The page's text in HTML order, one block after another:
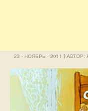
23 - НОЯБРЬ - 2011 | АВТОР: